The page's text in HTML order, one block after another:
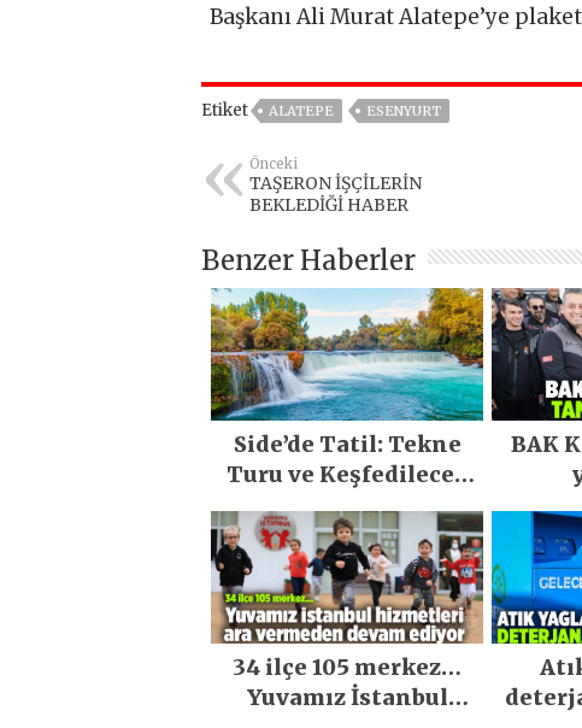
Başkanı Ali Murat Alatepe’ye
Etiket ALATEPE ESENYURT
Önceki
TAŞERON İŞÇİLERİN
BEKLEDİĞİ HABER
Benzer Haberler
Side’de Tatil: Tekne
Turu ve Keşfedilecek
BAK
34 ilçe 105 merkez…
Yuvamız İstanbul